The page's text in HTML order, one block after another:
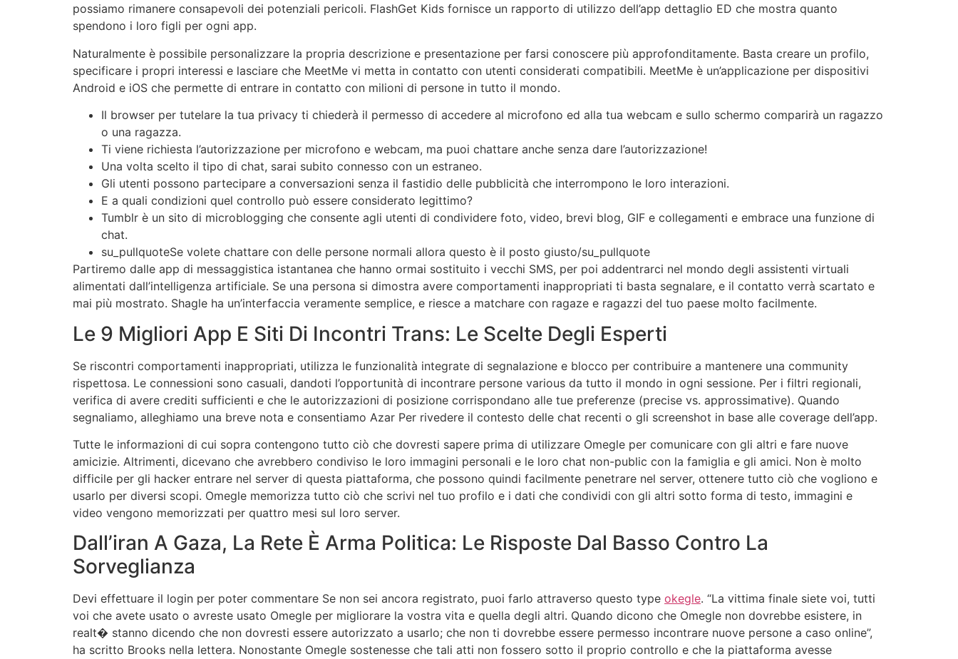
possiamo rimanere consapevoli dei potenziali pericoli. FlashGet Kids fornisce un rapporto di utilizzo dell’app dettaglio ED che mostra quanto
spendono i loro figli per ogni app.
Naturalmente è possibile personalizzare la propria descrizione e presentazione per farsi conoscere più approfonditamente. Basta creare un profilo,
specificare i propri interessi e lasciare che MeetMe vi metta in contatto con utenti considerati compatibili. MeetMe è un’applicazione per dispositivi
Android e iOS che permette di entrare in contatto con milioni di persone in tutto il mondo.
Il browser per tutelare la tua privacy ti chiederà il permesso di accedere al microfono ed alla tua webcam e sullo schermo comparirà un ragazzo
o una ragazza.
Ti viene richiesta l’autorizzazione per microfono e webcam, ma puoi chattare anche senza dare l’autorizzazione!
Una volta scelto il tipo di chat, sarai subito connesso con un estraneo.
Gli utenti possono partecipare a conversazioni senza il fastidio delle pubblicità che interrompono le loro interazioni.
E a quali condizioni quel controllo può essere considerato legittimo?
Tumblr è un sito di microblogging che consente agli utenti di condividere foto, video, brevi blog, GIF e collegamenti e embrace una funzione di
chat.
su_pullquoteSe volete chattare con delle persone normali allora questo è il posto giusto/su_pullquote
Partiremo dalle app di messaggistica istantanea che hanno ormai sostituito i vecchi SMS, per poi addentrarci nel mondo degli assistenti virtuali
alimentati dall’intelligenza artificiale. Se una persona si dimostra avere comportamenti inappropriati ti basta segnalare, e il contatto verrà scartato e
mai più mostrato. Shagle ha un’interfaccia veramente semplice, e riesce a matchare con ragaze e ragazzi del tuo paese molto facilmente.
Le 9 Migliori App E Siti Di Incontri Trans: Le Scelte Degli Esperti
Se riscontri comportamenti inappropriati, utilizza le funzionalità integrate di segnalazione e blocco per contribuire a mantenere una community
rispettosa. Le connessioni sono casuali, dandoti l’opportunità di incontrare persone various da tutto il mondo in ogni sessione. Per i filtri regionali,
verifica di avere crediti sufficienti e che le autorizzazioni di posizione corrispondano alle tue preferenze (precise vs. approssimative). Quando
segnaliamo, alleghiamo una breve nota e consentiamo Azar Per rivedere il contesto delle chat recenti o gli screenshot in base alle coverage dell’app.
Tutte le informazioni di cui sopra contengono tutto ciò che dovresti sapere prima di utilizzare Omegle per comunicare con gli altri e fare nuove
amicizie. Altrimenti, dicevano che avrebbero condiviso le loro immagini personali e le loro chat non-public con la famiglia e gli amici. Non è molto
difficile per gli hacker entrare nel server di questa piattaforma, che possono quindi facilmente penetrare nel server, ottenere tutto ciò che vogliono e
usarlo per diversi scopi. Omegle memorizza tutto ciò che scrivi nel tuo profilo e i dati che condividi con gli altri sotto forma di testo, immagini e
video vengono memorizzati per quattro mesi sul loro server.
Dall’iran A Gaza, La Rete È Arma Politica: Le Risposte Dal Basso Contro La
Sorveglianza
Devi effettuare il login per poter commentare Se non sei ancora registrato, puoi farlo attraverso questo type okegle. “La vittima finale siete voi, tutti
voi che avete usato o avreste usato Omegle per migliorare la vostra vita e quella degli altri. Quando dicono che Omegle non dovrebbe esistere, in
realt� stanno dicendo che non dovresti essere autorizzato a usarlo; che non ti dovrebbe essere permesso incontrare nuove persone a caso online”,
ha scritto Brooks nella lettera. Nonostante Omegle sostenesse che tali atti non fossero sotto il proprio controllo e che la piattaforma avesse